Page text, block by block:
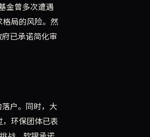
金曾多次遭遇
局的风险。然
已承诺简化审
户。同时，大
环保团体已表